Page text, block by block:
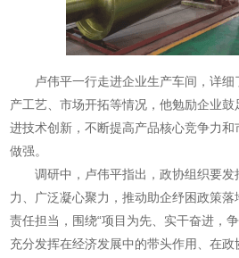
卢伟平一行走进企业生产车间，详细
产工艺、市场开拓等情况，他勉励企业
进技术创新，不断提高产品核心竞争力
做强。
调研中，卢伟平指出，政协组织要发
力、广泛凝心聚力，推动助企纾困政策
责任担当，围绕“项目为先、实干奋进，
充分发挥在经济发展中的带头作用、在